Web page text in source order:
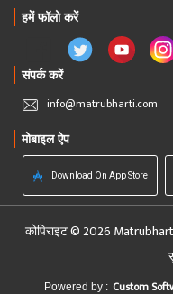
हमें फॉलो करें
संपर्क करें
info@matrubharti.com
मोबाइल ऐप
Download On App Store
कोपिराइट © 2026
Powered by : Custom